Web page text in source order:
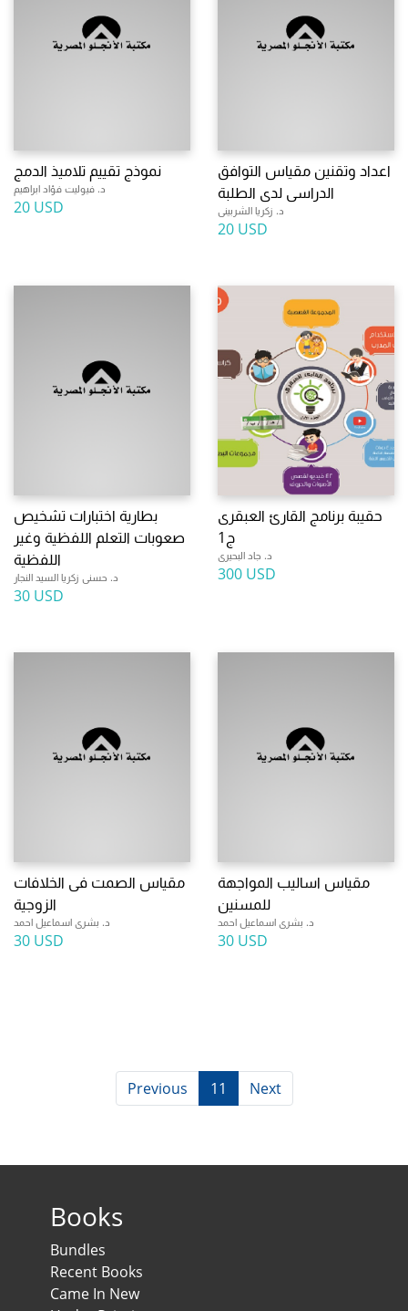
نموذج تقييم تلاميذ الدمج
د. فيوليت فؤاد ابراهيم
20 USD
اعداد وتقنين مقياس التوافق
الدراسى لدى الطلبة
د. زكريا الشربينى
20 USD
بطارية اختبارات تشخيص
صعوبات التعلم اللفظية وغير
اللفظية
د. حسنى زكريا السيد النجار
30 USD
حقيبة برنامج القارئ العبقرى
ج1
د. جاد البحيرى
300 USD
مقياس الصمت فى الخلافات
الزوجية
د. بشرى اسماعيل احمد
30 USD
مقياس اساليب المواجهة
للمسنين
د. بشرى اسماعيل احمد
30 USD
Previous 11 Next
Books
Bundles
Recent Books
Came In New